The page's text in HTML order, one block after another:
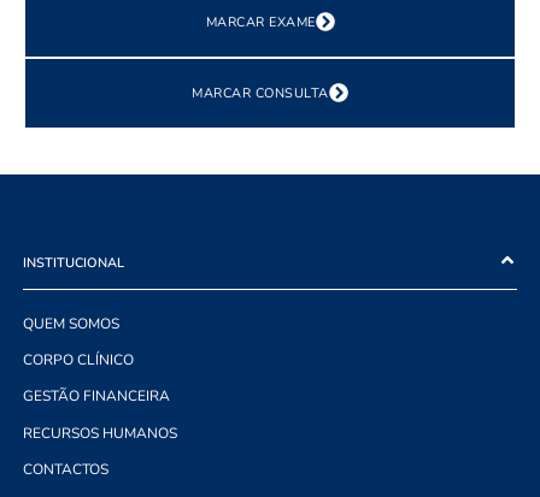
MARCAR EXAME
MARCAR CONSULTA
INSTITUCIONAL
QUEM SOMOS
CORPO CLÍNICO
GESTÃO FINANCEIRA
RECURSOS HUMANOS
CONTACTOS